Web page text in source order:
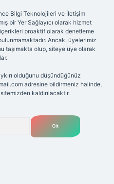
Bilgi Teknolojileri ve İletişim
bir Yer Sağlayıcı olarak hizmet
proaktif olarak denetleme
Ancak, üyelerimiz
taşımakta olup, siteye üye olarak
olduğunu düşündüğünüz
adresine bildirmeniz halinde,
kaldırılacaktır.